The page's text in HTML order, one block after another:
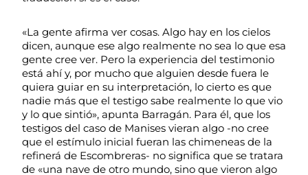
«La gente afirma ver cosas. Algo hay en los cielos
dicen, aunque ese algo realmente no sea lo que esa
gente cree ver. Pero la experiencia del testimonio
está ahí y, por mucho que alguien desde fuera le
quiera guiar en su interpretación, lo cierto es que
nadie más que el testigo sabe realmente lo que vio
y lo que sintió», apunta Barragán. Para él, que los
testigos del caso de Manises vieran algo -no cree
que el estímulo inicial fueran las chimeneas de la
refinerá de Escombreras- no significa que se tratara
de «una nave de otro mundo, sino que vieron algo